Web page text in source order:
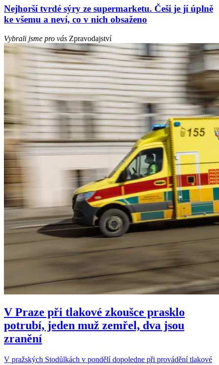
Nejhorší tvrdé sýry ze supermarketu. Češi je jí úplně
ke všemu a neví, co v nich obsaženo
Vybrali jsme pro vás Zpravodajství
V Praze při tlakové zkoušce prasklo
potrubí, jeden muž zemřel, dva jsou
zranění
V pražských Stodůlkách v pondělí dopoledne při provádění tlakové